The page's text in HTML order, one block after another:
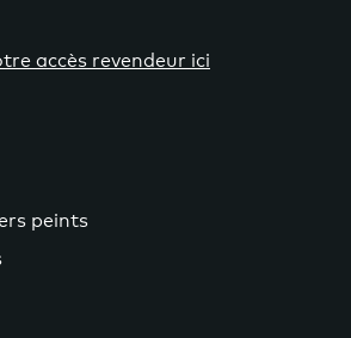
accès revendeur ici
peints